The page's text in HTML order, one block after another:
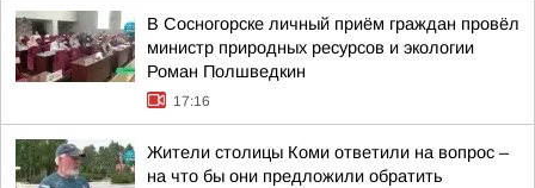
В Сосногорске личный приём граждан провёл
министр природных ресурсов и экологии
Роман Полшведкин
17:16
Жители столицы Коми ответили на вопрос –
на что бы они предложили обратить